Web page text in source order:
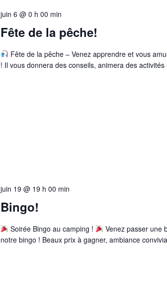
juin 6 @ 0 h 00 min
Fête de la pêche!
Fête de la pêche – Venez apprendre et vous
! Il vous donnera des conseils, animera des
juin 19 @ 19 h 00 min
Bingo!
Soirée Bingo au camping !
Venez passer une
notre bingo ! Beaux prix à gagner, ambiance